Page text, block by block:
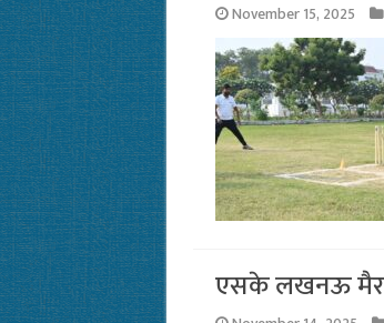
November 15, 2025
एसके लखनऊ